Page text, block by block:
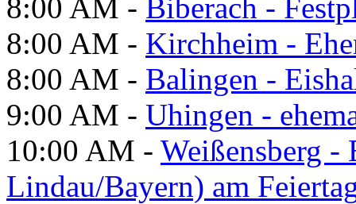
8:00 AM - Biberach -
8:00 AM - Kirchheim -
8:00 AM - Balingen -
9:00 AM - Uhingen -
10:00 AM - Weißensberg
Lindau/Bayern) am